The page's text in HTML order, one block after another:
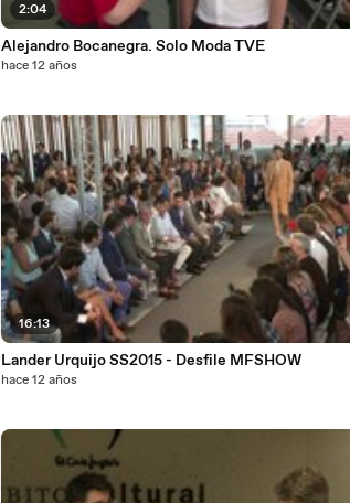
2:04
Alejandro Bocanegra. Solo Moda TVE
hace 12 años
16:13
Lander Urquijo SS2015 - Desfile MFSHOW
hace 12 años